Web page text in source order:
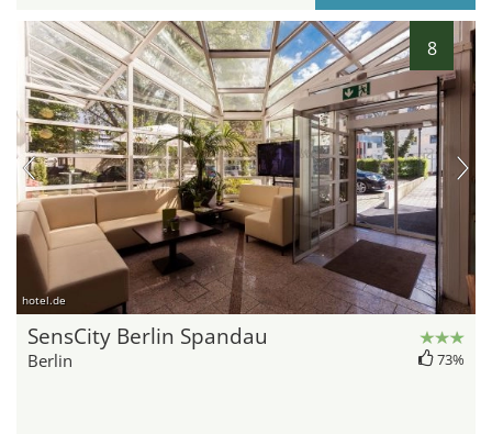
8
hotel.de
SensCity Berlin Spandau
Berlin 73%